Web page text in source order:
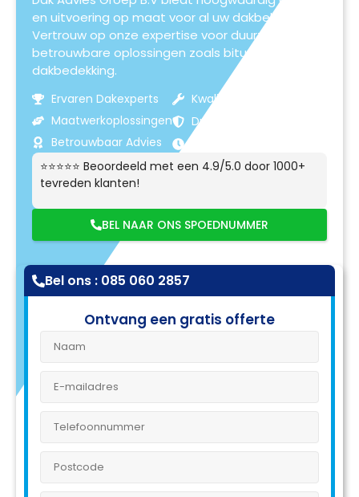
en uitvoering op maat voor al uw dakbehoeften.
Vertrouw op onze expertise voor duurzame en
betrouwbare oplossingen zoals bitumen
dakbedekking.
Ervaren Dakexperts
Maatwerkoplossingen
Betrouwbaar Advies
Kwaliteitsmaterialen
Duurzame Resultaten
⭐⭐⭐⭐⭐ Beoordeeld met een 4.9/5.0 door 1000+
tevreden klanten!
BEL NAAR ONS SPOEDNUMMER
Bel ons : 085 060 2857
Ontvang een gratis offerte